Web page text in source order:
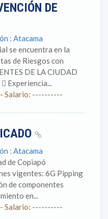
DE
: Atacama
se encuentra en la
de Riesgos con
DE LA CIUDAD
Experiencia...
Salario: ----------
: Atacama
de Copiapó
vigentes: 6G Pipping
de componentes
en...
Salario: ----------